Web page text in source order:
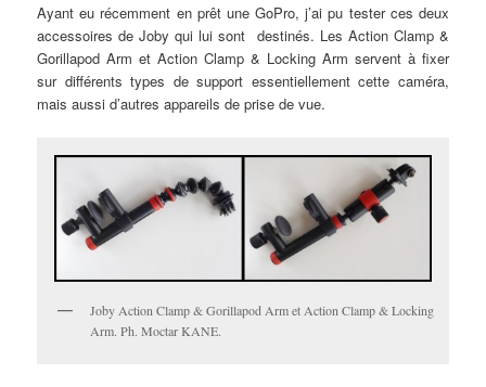
Ayant eu récemment en prêt une GoPro, j’ai pu tester ces deux
accessoires de Joby qui lui sont destinés. Les Action Clamp &
Gorillapod Arm et Action Clamp & Locking Arm servent à fixer
sur différents types de support essentiellement cette caméra,
mais aussi d’autres appareils de prise de vue.
Joby Action Clamp & Gorillapod Arm et Action Clamp & Locking
Arm. Ph. Moctar KANE.